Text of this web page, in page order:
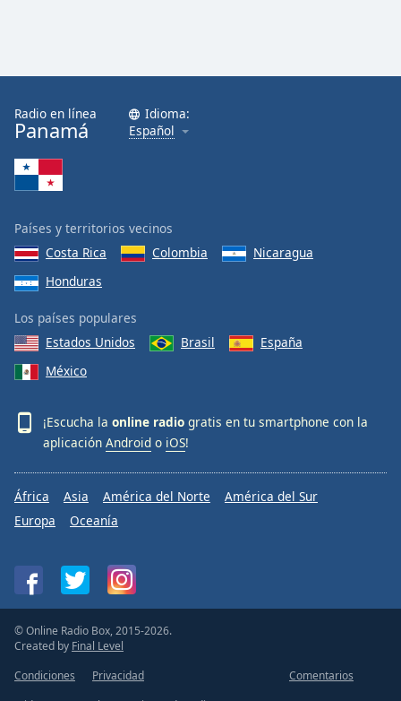
Radio en línea
Panamá
Idioma:
Español
Países y territorios vecinos
Costa Rica
Colombia
Nicaragua
Honduras
Los países populares
Estados Unidos
Brasil
España
México
¡Escucha la online radio gratis en tu smartphone con la
aplicación Android o iOS!
África Asia América del Norte
América del Sur
Europa
Oceanía
© Online Radio Box, 2015-2026.
Created by Final Level
Condiciones
Privacidad
Comentarios